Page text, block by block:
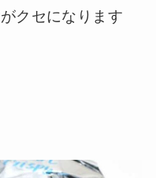
クセになります